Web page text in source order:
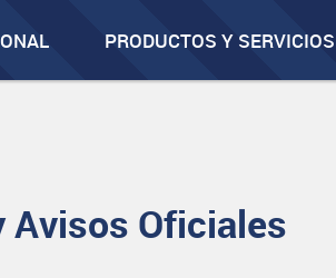
PRODUCTOS Y SERVICIOS
Avisos Oficiales